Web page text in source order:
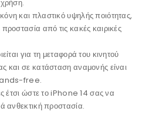
και πλαστικό υψηλής ποιότητας,
από τις κακές καιρικές
για τη μεταφορά του κινητού
και σε κατάσταση αναμονής είναι
free.
έτσι ώστε το iPhone 14 σας να
ανθεκτική προστασία.